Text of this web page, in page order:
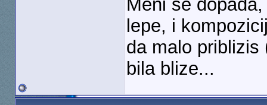
Meni se
lepe, i
da malo priblizis
bila blize...